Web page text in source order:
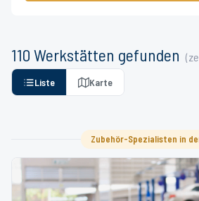
110 Werkstätten gefunden
Liste Karte
Zubehör-Spezialisten in